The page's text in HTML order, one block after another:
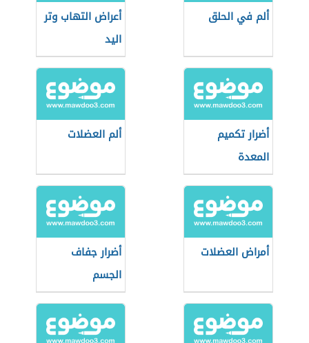
ألم في الحلق
أعراض التهاب وتر
اليد
أضرار تكميم
المعدة
ألم العضلات
أمراض العضلات
أضرار جفاف
الجسم